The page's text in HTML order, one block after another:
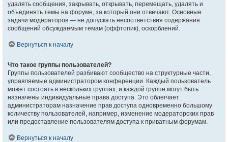
удалять сообщения, закрывать, открывать, перемещать, удалять и
объединять темы на форуме, за который они отвечают. Основные
задачи модераторов — не допускать несоответствия содержания
сообщений обсуждаемым темам (оффтопик), оскорблений.
Вернуться к началу
Что такое группы пользователей?
Группы пользователей разбивают сообщество на структурные части,
управляемые администратором конференции. Каждый пользователь
может состоять в нескольких группах, и каждой группе могут быть
назначены индивидуальные права доступа. Это облегчает
администраторам назначение прав доступа одновременно большому
количеству пользователей, например, изменение модераторских прав
или предоставление пользователям доступа к приватным форумам.
Вернуться к началу